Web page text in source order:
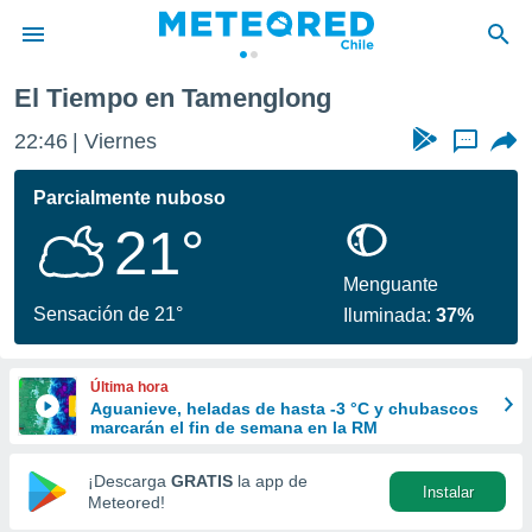
de
por
se
calidad.
a este
las
y
forma
digital
basada
El Tiempo en Tamenglong
22:46 Viernes ...
Parcialmente nuboso
21°
Sensación de 21°
Menguante
Iluminada:37%
Última hora
Aguanieve, heladas de hasta -3 °C y chubascos
marcarán el fin de semana en la RM
¡Descarga GRATIS la app de
Meteored!
Instalar